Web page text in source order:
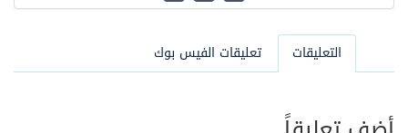
التعليقات تعليقات الفيس بوك